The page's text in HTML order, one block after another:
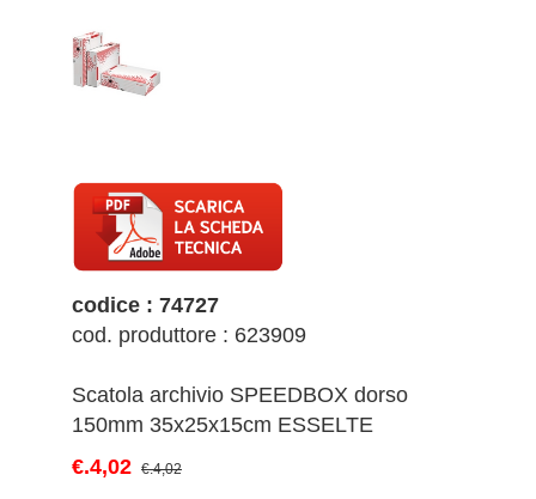
codice : 74727
cod. produttore : 623909
Scatola archivio SPEEDBOX dorso
150mm 35x25x15cm ESSELTE
€.4,02 €.4,02